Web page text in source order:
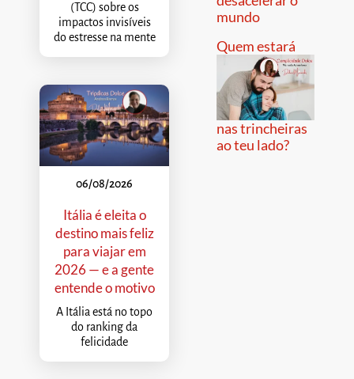
(TCC) sobre os
impactos invisíveis
do estresse na mente
06/08/2026
Itália é eleita o
destino mais feliz
para viajar em
2026 — e a gente
entende o motivo
A Itália está no topo
do ranking da
felicidade
mundo
Quem estará
nas trincheiras
ao teu lado?